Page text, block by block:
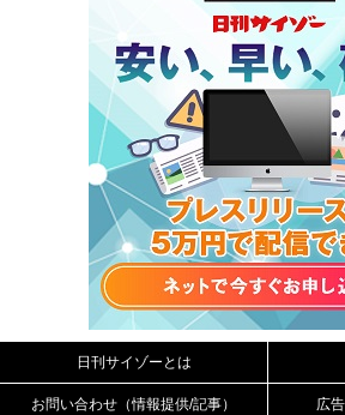
日刊サイゾーとは
お問い合わせ（情報提供/記事） 広